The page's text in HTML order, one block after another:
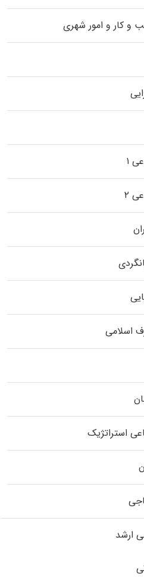
و کار و امور شهری
۱
۲
اسلامی
استراتژیک
ارشد